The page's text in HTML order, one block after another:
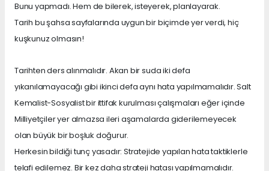
Bunu yapmadı. Hem de bilerek, isteyerek, planlayarak.
Tarih bu şahsa sayfalarında uygun bir biçimde yer verdi, hiç
kuşkunuz olmasın!
Tarihten ders alınmalıdır. Akan bir suda iki defa
yıkanılamayacağı gibi ikinci defa aynı hata yapılmamalıdır. Salt
Kemalist-Sosyalist bir ittifak kurulması çalışmaları eğer içinde
Milliyetçiler yer almazsa ileri aşamalarda giderilemeyecek
olan büyük bir boşluk doğurur.
Herkesin bildiği tunç yasadır: Stratejide yapılan hata taktiklerle
telafi edilemez. Bir kez daha strateji hatası yapılmamalıdır.